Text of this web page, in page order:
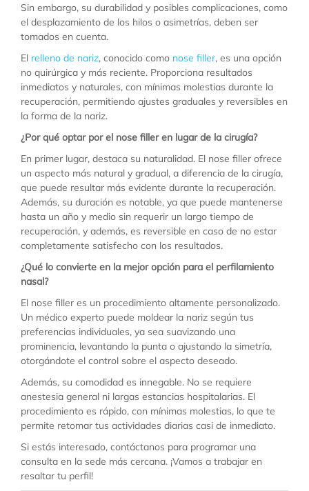
Sin embargo, su durabilidad y posibles complicaciones, como
el desplazamiento de los hilos o asimetrías, deben ser
tomados en cuenta.
El relleno de nariz, conocido como nose filler, es una opción
no quirúrgica y más reciente. Proporciona resultados
inmediatos y naturales, con mínimas molestias durante la
recuperación, permitiendo ajustes graduales y reversibles en
la forma de la nariz.
¿Por qué optar por el nose filler en lugar de la cirugía?
En primer lugar, destaca su naturalidad. El nose filler ofrece
un aspecto más natural y gradual, a diferencia de la cirugía,
que puede resultar más evidente durante la recuperación.
Además, su duración es notable, ya que puede mantenerse
hasta un año y medio sin requerir un largo tiempo de
recuperación, y además, es reversible en caso de no estar
completamente satisfecho con los resultados.
¿Qué lo convierte en la mejor opción para el perfilamiento
nasal?
El nose filler es un procedimiento altamente personalizado.
Un médico experto puede moldear la nariz según tus
preferencias individuales, ya sea suavizando una
prominencia, levantando la punta o ajustando la simetría,
otorgándote el control sobre el aspecto deseado.
Además, su comodidad es innegable. No se requiere
anestesia general ni largas estancias hospitalarias. El
procedimiento es rápido, con mínimas molestias, lo que te
permite retomar tus actividades diarias casi de inmediato.
Si estás interesado, contáctanos para programar una
consulta en la sede más cercana. ¡Vamos a trabajar en
resaltar tu perfil!